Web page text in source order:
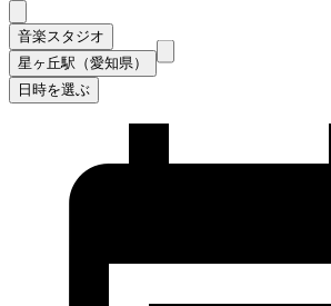
音楽スタジオ
星ヶ丘駅（愛知県）
日時を選ぶ